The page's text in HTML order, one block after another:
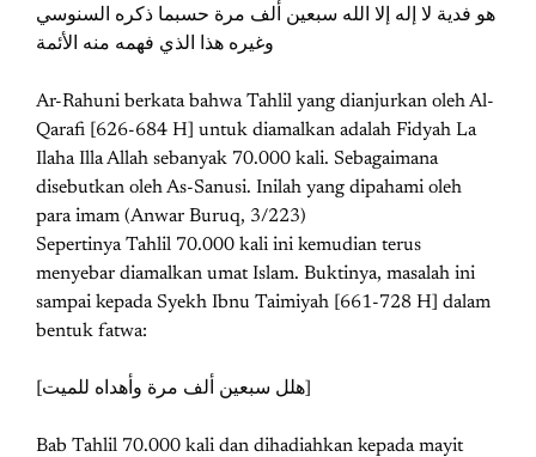
ﻫﻮ ﻓﺪﻳﺔ ﻻ ﺇﻟﻪ ﺇﻻ اﻟﻠﻪ ﺳﺒﻌﻴﻦ ﺃﻟﻒ ﻣﺮﺓ ﺣﺴﺒﻤﺎ ﺫﻛﺮﻩ اﻟﺴﻨﻮﺳﻲ
ﻭﻏﻴﺮﻩ ﻫﺬا اﻟﺬﻱ ﻓﻬﻤﻪ ﻣﻨﻪ اﻷﺋﻤﺔ
Ar-Rahuni berkata bahwa Tahlil yang dianjurkan oleh Al-
Qarafi [626-684 H] untuk diamalkan adalah Fidyah La
Ilaha Illa Allah sebanyak 70.000 kali. Sebagaimana
disebutkan oleh As-Sanusi. Inilah yang dipahami oleh
para imam (Anwar Buruq, 3/223)
Sepertinya Tahlil 70.000 kali ini kemudian terus
menyebar diamalkan umat Islam. Buktinya, masalah ini
sampai kepada Syekh Ibnu Taimiyah [661-728 H] dalam
bentuk fatwa:
Bab Tahlil 70.000 kali dan dihadiahkan kepada mayit